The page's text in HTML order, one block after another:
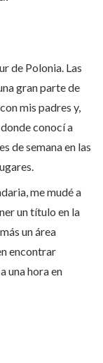
de Polonia. Las
gran parte de
mis padres y,
conocí a
de semana en las
me mudé a
un título en la
un área
encontrar
una hora en